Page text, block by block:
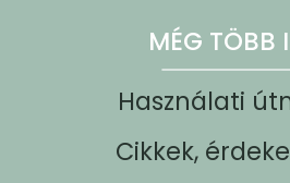
MÉG TÖBB
Használati
Cikkek,